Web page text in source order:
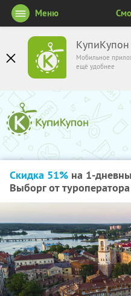
КупиКупон
Мобильное
ещё удобнее
Меню
Скидка 51% на 1-
Выборг от